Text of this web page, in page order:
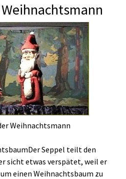
Weihnachtsmann
Seppel teilt den
sicht etwas verspätet, weil er
einen Weihnachtsbaum zu